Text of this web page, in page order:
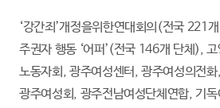
‘강간죄’개정을위한연대회의(전국 221
주권자 행동 ‘어퍼’(전국 146개 단체),
노동자회, 광주여성센터, 광주여성의전
광주여성회, 광주전남여성단체연합, 기